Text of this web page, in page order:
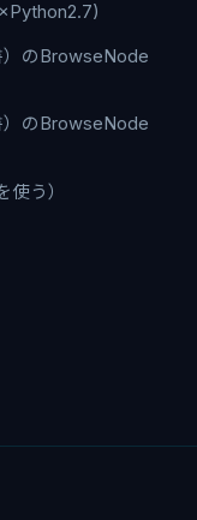
のBrowseNode
のBrowseNode
う）